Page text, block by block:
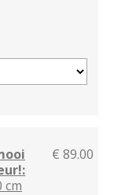
cm
€ 89.00